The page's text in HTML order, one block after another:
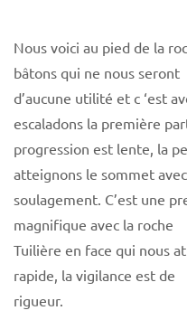
Nous voici au pied de la
bâtons qui ne nous seront
d’aucune utilité et c ‘est
escaladons la première
progression est lente, la
atteignons le sommet avec
soulagement. C’est une
magnifique avec la roche
Tuilière en face qui nous
rapide, la vigilance est de
rigueur.